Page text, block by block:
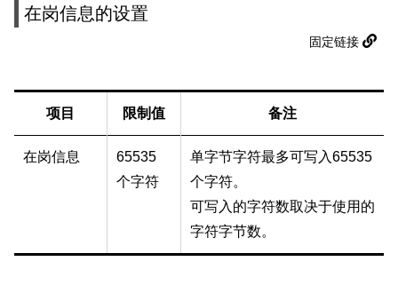
在岗信息的设置
固定链接
项目 限制值 备注
在岗信息
65535
个字符
单字节字符最多可写入65535
个字符。
可写入的字符数取决于使用的
字符字节数。